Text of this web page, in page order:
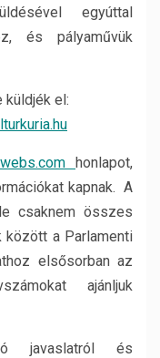
egyúttal
és pályaművük
küldjék el:
honlapot,
kapnak. A
csaknem összes
között a Parlamenti
elsősorban az
ajánljuk
javaslatról és